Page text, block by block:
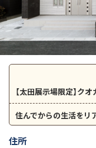
住所